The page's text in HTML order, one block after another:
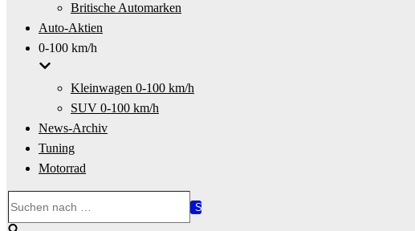
Britische Automarken
Auto-Aktien
0-100 km/h
Kleinwagen 0-100 km/h
SUV 0-100 km/h
News-Archiv
Tuning
Motorrad
nach …